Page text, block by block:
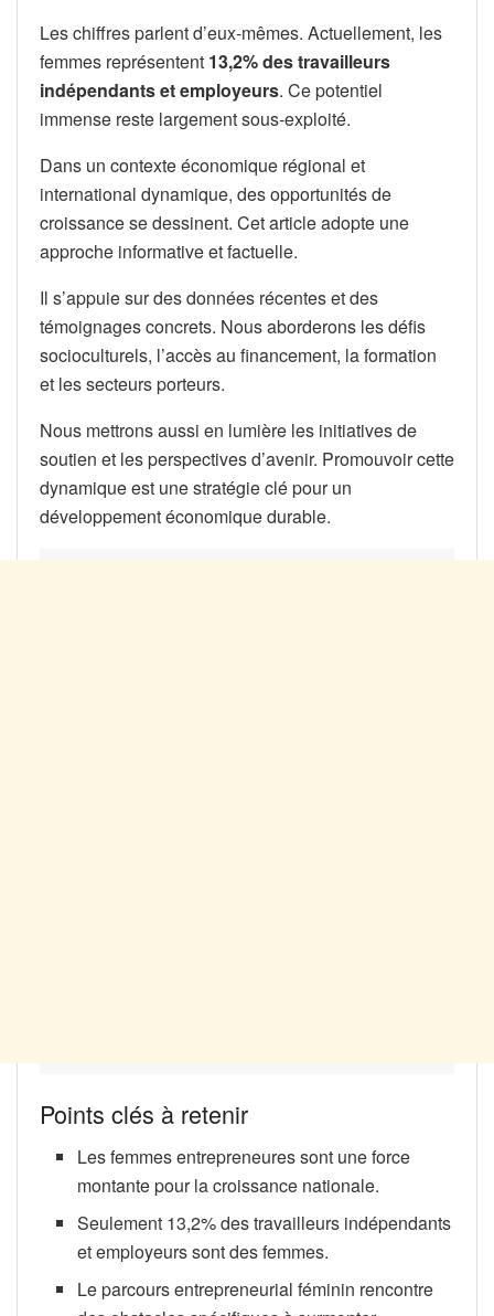
Les chiffres parlent d’eux-mêmes. Actuellement, les
femmes représentent 13,2% des travailleurs
indépendants et employeurs. Ce potentiel
immense reste largement sous-exploité.
Dans un contexte économique régional et
international dynamique, des opportunités de
croissance se dessinent. Cet article adopte une
approche informative et factuelle.
Il s’appuie sur des données récentes et des
témoignages concrets. Nous aborderons les défis
socioculturels, l’accès au financement, la formation
et les secteurs porteurs.
Nous mettrons aussi en lumière les initiatives de
soutien et les perspectives d’avenir. Promouvoir cette
dynamique est une stratégie clé pour un
développement économique durable.
Points clés à retenir
Les femmes entrepreneures sont une force
montante pour la croissance nationale.
Seulement 13,2% des travailleurs indépendants
et employeurs sont des femmes.
Le parcours entrepreneurial féminin rencontre